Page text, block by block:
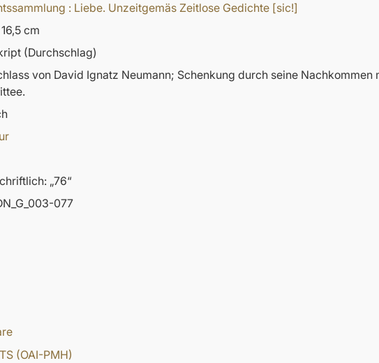
: Liebe. Unzeitgemäs Zeitlose Gedichte [sic!]
cm
(Durchschlag)
von David Ignatz Neumann; Schenkung durch seine
„76“
077
(OAI-PMH)